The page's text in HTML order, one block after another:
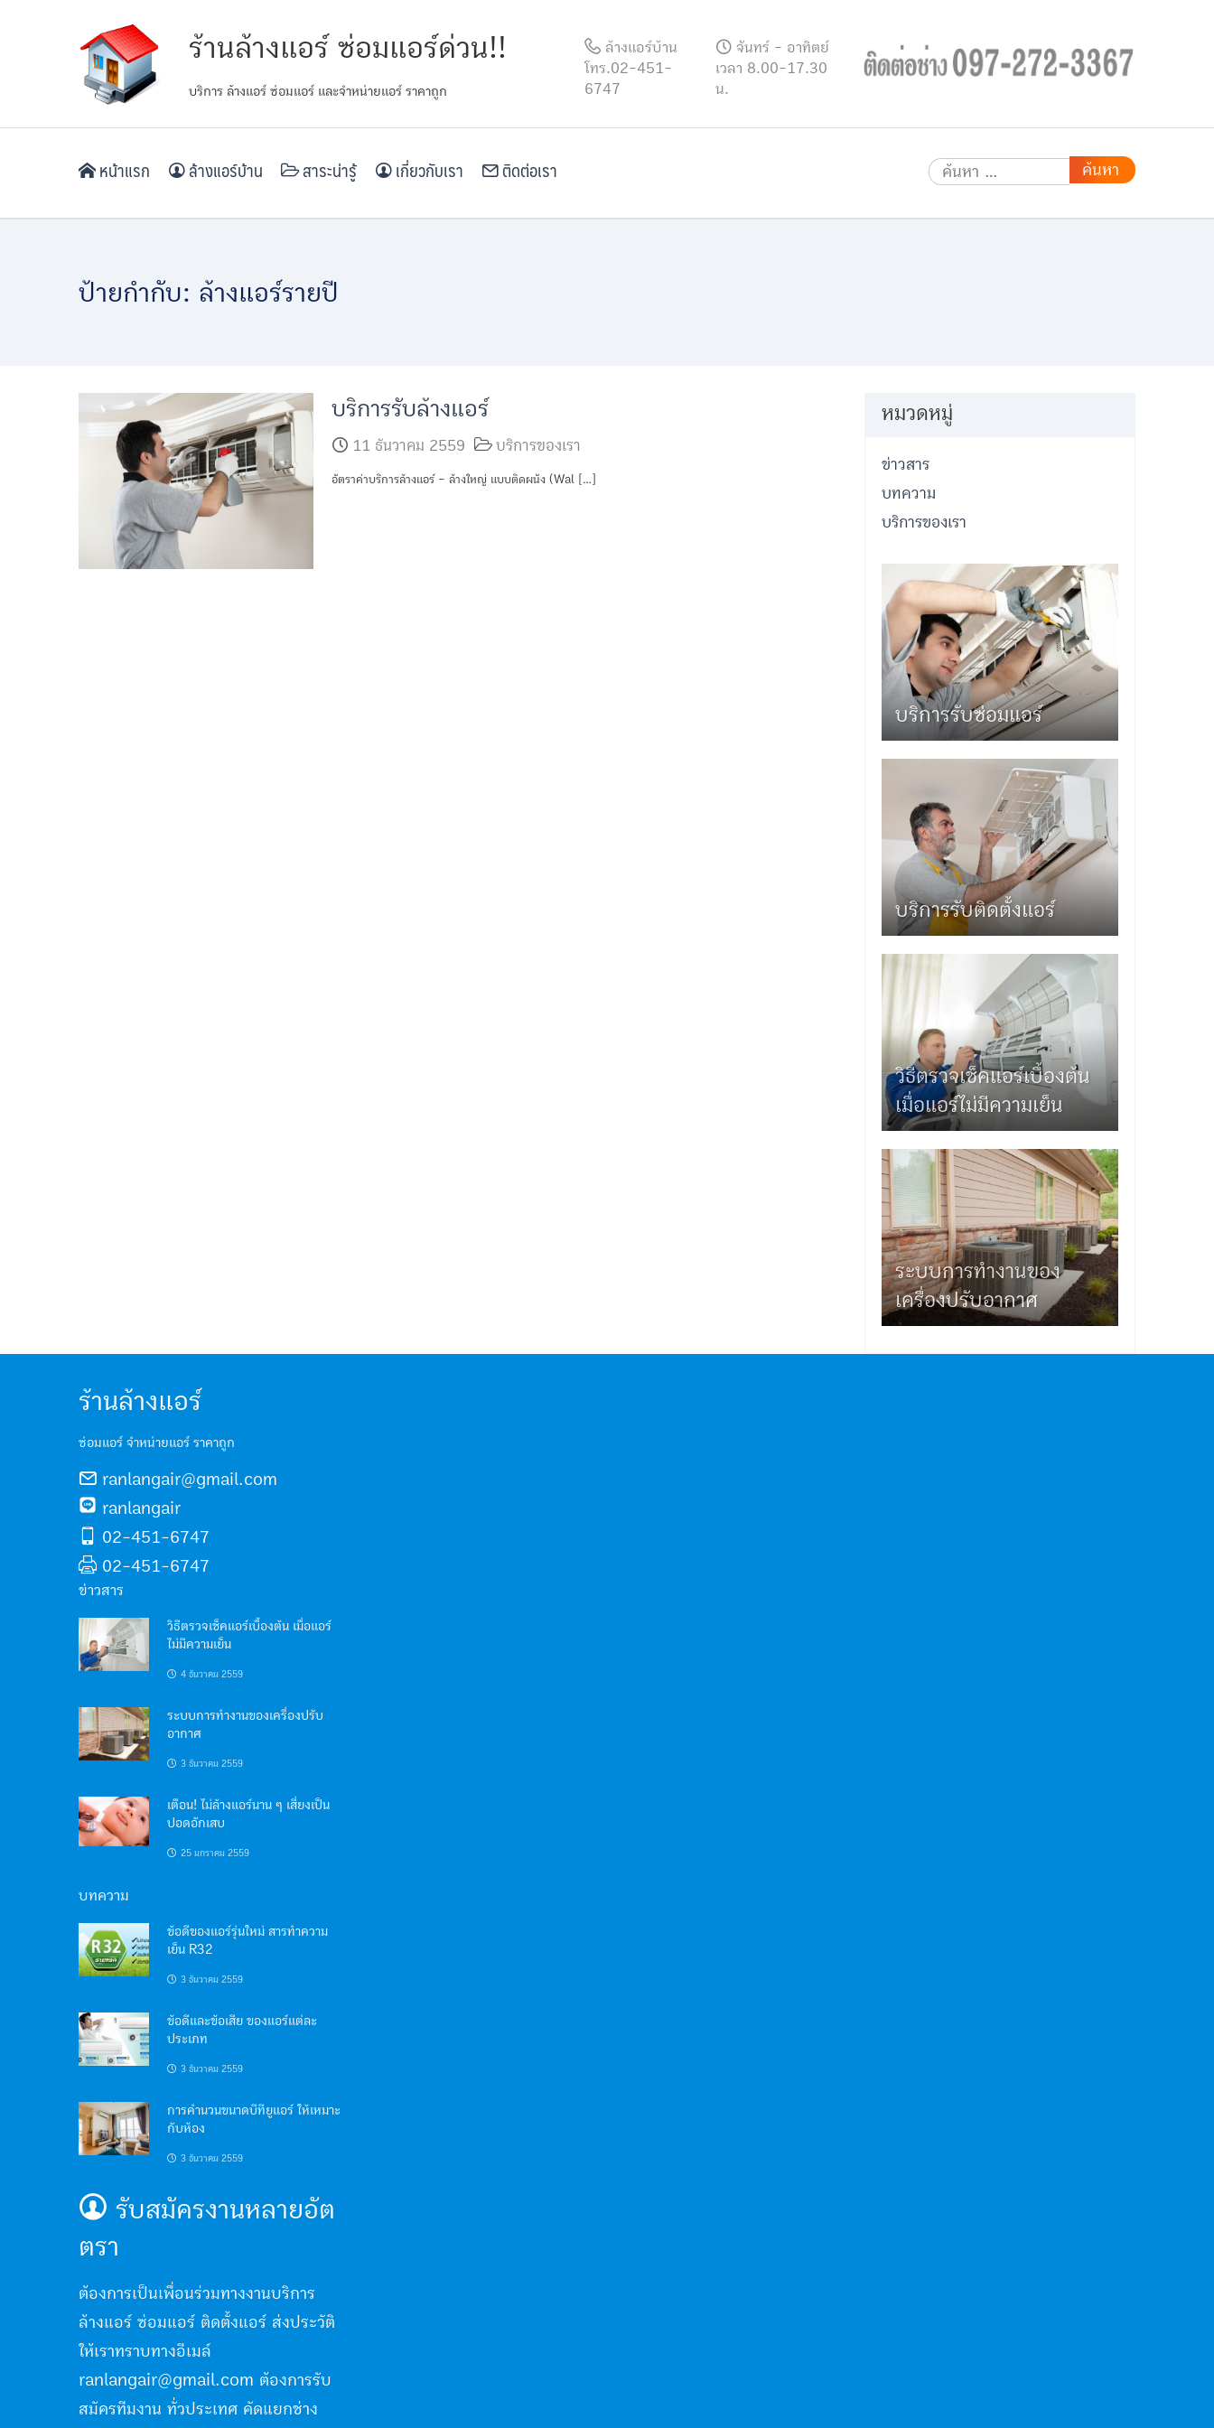
ร้านล้างแอร์ ซ่อมแอร์ด่วน!!
บริการ ล้างแอร์ ซ่อมแอร์ และจำหน่ายแอร์ ราคาถูก
ล้างแอร์บ้าน
โทร.02-451-
6747
จันทร์ - อาทิตย์
เวลา 8.00-17.30
น.
หน้าแรก ล้างแอร์บ้าน สาระน่ารู้ เกี่ยวกับเรา ติดต่อเรา
ค้นหา
ป้ายกำกับ: ล้างแอร์รายปี
บริการรับล้างแอร์
11 ธันวาคม 2559 บริการของเรา
อัตราค่าบริการล้างแอร์ – ล้างใหญ่ แบบติดผนัง (Wal […]
หมวดหมู่
ข่าวสาร
บทความ
บริการของเรา
บริการรับซ่อมแอร์
บริการรับติดตั้งแอร์
วิธีตรวจเช็คแอร์เบื้องต้น
เมื่อแอร์ไม่มีความเย็น
ระบบการทำงานของ
เครื่องปรับอากาศ
ร้านล้างแอร์
ซ่อมแอร์ จำหน่ายแอร์ ราคาถูก
ranlangair@gmail.com
ranlangair
02-451-6747
02-451-6747
ข่าวสาร
วิธีตรวจเช็คแอร์เบื้องต้น เมื่อแอร์
ไม่มีความเย็น
4 ธันวาคม 2559
ระบบการทำงานของเครื่องปรับ
อากาศ
3 ธันวาคม 2559
เตือน! ไม่ล้างแอร์นาน ๆ เสี่ยงเป็น
ปอดอักเสบ
25 มกราคม 2559
บทความ
ข้อดีของแอร์รุ่นใหม่ สารทำความ
เย็น R32
3 ธันวาคม 2559
ข้อดีและข้อเสีย ของแอร์แต่ละ
ประเภท
3 ธันวาคม 2559
การคำนวนขนาดบีทียูแอร์ ให้เหมาะ
กับห้อง
3 ธันวาคม 2559
รับสมัครงานหลายอัต
ตรา
ต้องการเป็นเพื่อนร่วมทางงานบริการ
ล้างแอร์ ซ่อมแอร์ ติดตั้งแอร์ ส่งประวัติ
ให้เราทราบทางอีเมล์
ranlangair@gmail.com ต้องการรับ
สมัครทีมงาน ทั่วประเทศ คัดแยกช่าง